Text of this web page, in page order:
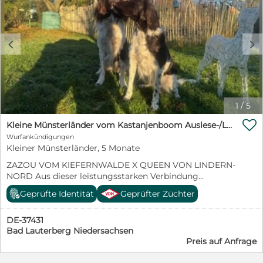
1 /5
c d
Kleine Münsterländer vom Kastanjenboom Auslese-/Leistungszucht
Wurfankündigungen
Kleiner Münsterländer, 5 Monate
ZAZOU VOM KIEFERNWALDE X QUEEN VON LINDERN-
NORD Aus dieser leistungsstarken Verbindung
erwarten wir wesensfeste, arbeitsfreudige und
führerbezogene Kleine Münsterländer mit klarer
jagdlicher Ausrichtung. ZAZOU VOM KIEFERNWALDE
steht für Passion, Naseneinsatz und ausgeprägten
Finderwillen. Er überzeugt durch ruhiges, sicheres
Vorstehen, gute Führigkeit und eine klare Bindung an
seinen Menschen. QUEEN VON LINDERN-NORD bringt

Geprüfte Identität Geprüfter Züchter
DE-37431
Bad Lauterberg Niedersachsen
Preis auf Anfrage